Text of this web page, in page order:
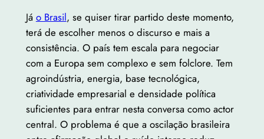
Já o Brasil, se quiser tirar partido deste momento,
terá de escolher menos o discurso e mais a
consistência. O país tem escala para negociar
com a Europa sem complexo e sem folclore. Tem
agroindústria, energia, base tecnológica,
criatividade empresarial e densidade política
suficientes para entrar nesta conversa como actor
central. O problema é que a oscilação brasileira